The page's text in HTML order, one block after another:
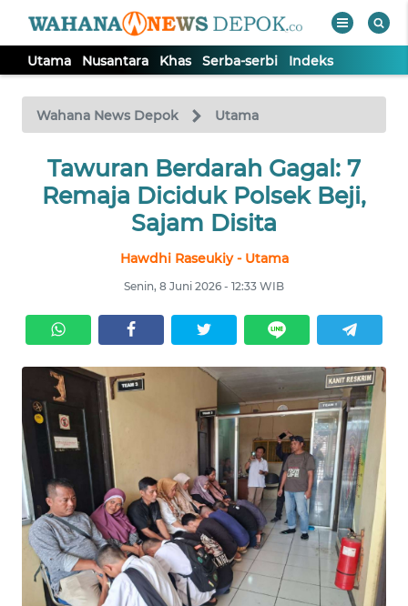
Utama Nusantara Khas Serba-serbi Indeks
Wahana News Depok Utama
Tawuran Berdarah Gagal: 7
Remaja Diciduk Polsek Beji,
Sajam Disita
Hawdhi Raseukiy - Utama
Senin, 8 Juni 2026 - 12:33 WIB
TV
Tutup
UTAMA
SERBA-
SERBI
Informasi
INDEKS
BERITA
KONTAK
KAMI
INFO
IKLAN